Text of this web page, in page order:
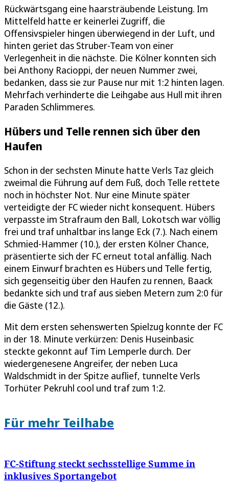
Rückwärtsgang eine haarsträubende Leistung. Im
Mittelfeld hatte er keinerlei Zugriff, die
Offensivspieler hingen überwiegend in der Luft, und
hinten geriet das Struber-Team von einer
Verlegenheit in die nächste. Die Kölner konnten sich
bei Anthony Racioppi, der neuen Nummer zwei,
bedanken, dass sie zur Pause nur mit 1:2 hinten lagen.
Mehrfach verhinderte die Leihgabe aus Hull mit ihren
Paraden Schlimmeres.
Hübers und Telle rennen sich über den
Haufen
Schon in der sechsten Minute hatte Verls Taz gleich
zweimal die Führung auf dem Fuß, doch Telle rettete
noch in höchster Not. Nur eine Minute später
verteidigte der FC wieder nicht konsequent. Hübers
verpasste im Strafraum den Ball, Lokotsch war völlig
frei und traf unhaltbar ins lange Eck (7.). Nach einem
Schmied-Hammer (10.), der ersten Kölner Chance,
präsentierte sich der FC erneut total anfällig. Nach
einem Einwurf brachten es Hübers und Telle fertig,
sich gegenseitig über den Haufen zu rennen, Baack
bedankte sich und traf aus sieben Metern zum 2:0 für
die Gäste (12.).
Mit dem ersten sehenswerten Spielzug konnte der FC
in der 18. Minute verkürzen: Denis Huseinbasic
steckte gekonnt auf Tim Lemperle durch. Der
wiedergenesene Angreifer, der neben Luca
Waldschmidt in der Spitze auflief, tunnelte Verls
Torhüter Pekruhl cool und traf zum 1:2.
Für mehr Teilhabe
FC-Stiftung steckt sechsstellige Summe in
inklusives Sportangebot